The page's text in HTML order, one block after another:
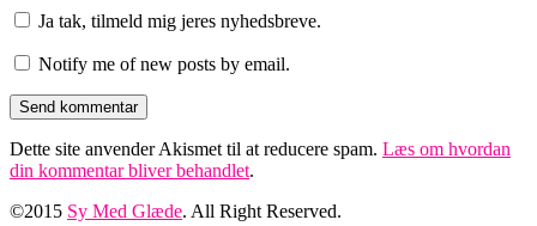
Ja tak, tilmeld mig jeres nyhedsbreve.
Notify me of new posts by email.
Dette site anvender Akismet til at reducere spam. Læs om hvordan
din kommentar bliver behandlet.
©2015 Sy Med Glæde. All Right Reserved.